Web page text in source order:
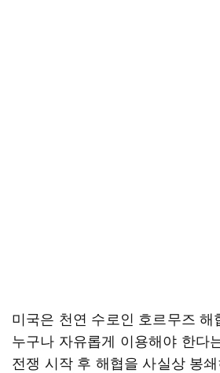
미국은 천연 수로인 호르무즈 해
누구나 자유롭게 이용해야 한다
전쟁 시작 후 해협을 사실상 봉